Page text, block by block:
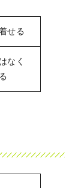
せる
なく